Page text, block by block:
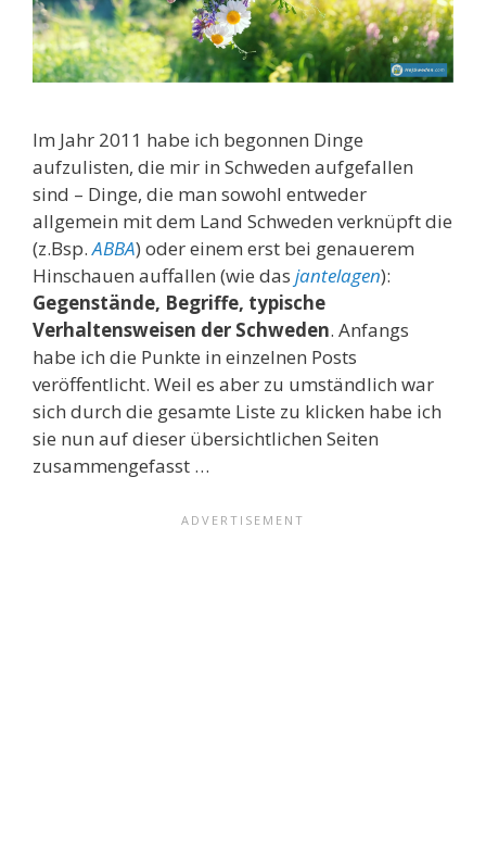
Im Jahr 2011 habe ich begonnen Dinge
aufzulisten, die mir in Schweden aufgefallen
sind – Dinge, die man sowohl entweder
allgemein mit dem Land Schweden verknüpft die
(z.Bsp.ABBA) oder einem erst bei genauerem
Hinschauen auffallen (wie das jantelagen):
Gegenstände, Begriffe, typische
Verhaltensweisen der Schweden. Anfangs
habe ich die Punkte in einzelnen Posts
veröffentlicht. Weil es aber zu umständlich war
sich durch die gesamte Liste zu klicken habe ich
sie nun auf dieser übersichtlichen Seiten
zusammengefasst …